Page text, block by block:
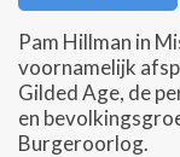
Pam Hillman in
voornamelijk
Gilded Age, de
en
Burgeroorlog.